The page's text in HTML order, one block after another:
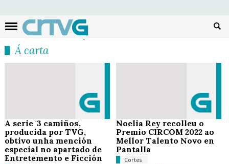
Á carta
A serie '3 camiños',
producida por TVG,
obtivo unha mención
especial no apartado de
Entretemento e Ficción
Noelia Rey recolleu o
Premio CIRCOM 2022 ao
Mellor Talento Novo en
Pantalla
Cortes